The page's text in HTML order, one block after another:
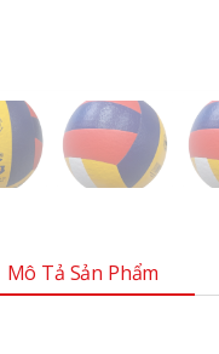
Mô Tả Sản Phẩm